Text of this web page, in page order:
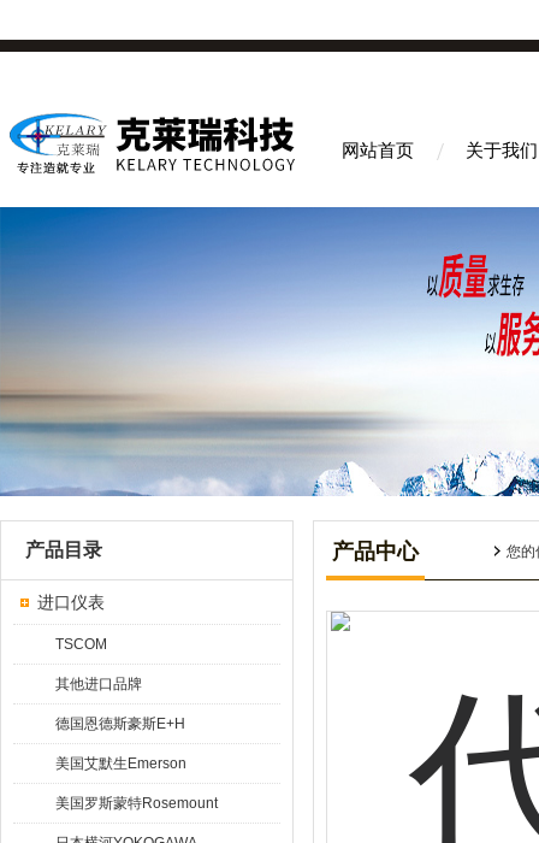
网站首页 关于我们
产品目录
进口仪表
TSCOM
其他进口品牌
德国恩德斯豪斯E+H
美国艾默生Emerson
美国罗斯蒙特Rosemount
产品中心 您的